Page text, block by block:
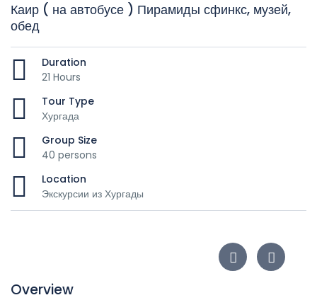
Каир ( на автобусе ) Пирамиды сфинкс, музей,
обед
Duration
21 Hours
Tour Type
Хургада
Group Size
40 persons
Location
Экскурсии из Хургады
Overview